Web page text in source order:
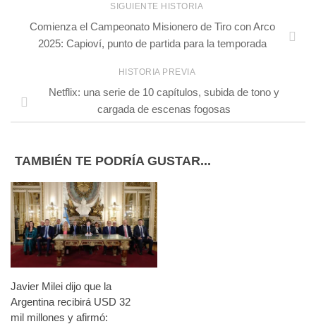
SIGUIENTE HISTORIA
Comienza el Campeonato Misionero de Tiro con Arco
2025: Capioví, punto de partida para la temporada
HISTORIA PREVIA
Netflix: una serie de 10 capítulos, subida de tono y
cargada de escenas fogosas
TAMBIÉN TE PODRÍA GUSTAR...
Javier Milei dijo que la
Argentina recibirá USD 32
mil millones y afirmó: